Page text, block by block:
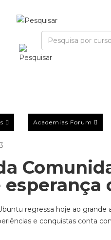
Academias Forum
regressa hoje ao
e conquistas conta